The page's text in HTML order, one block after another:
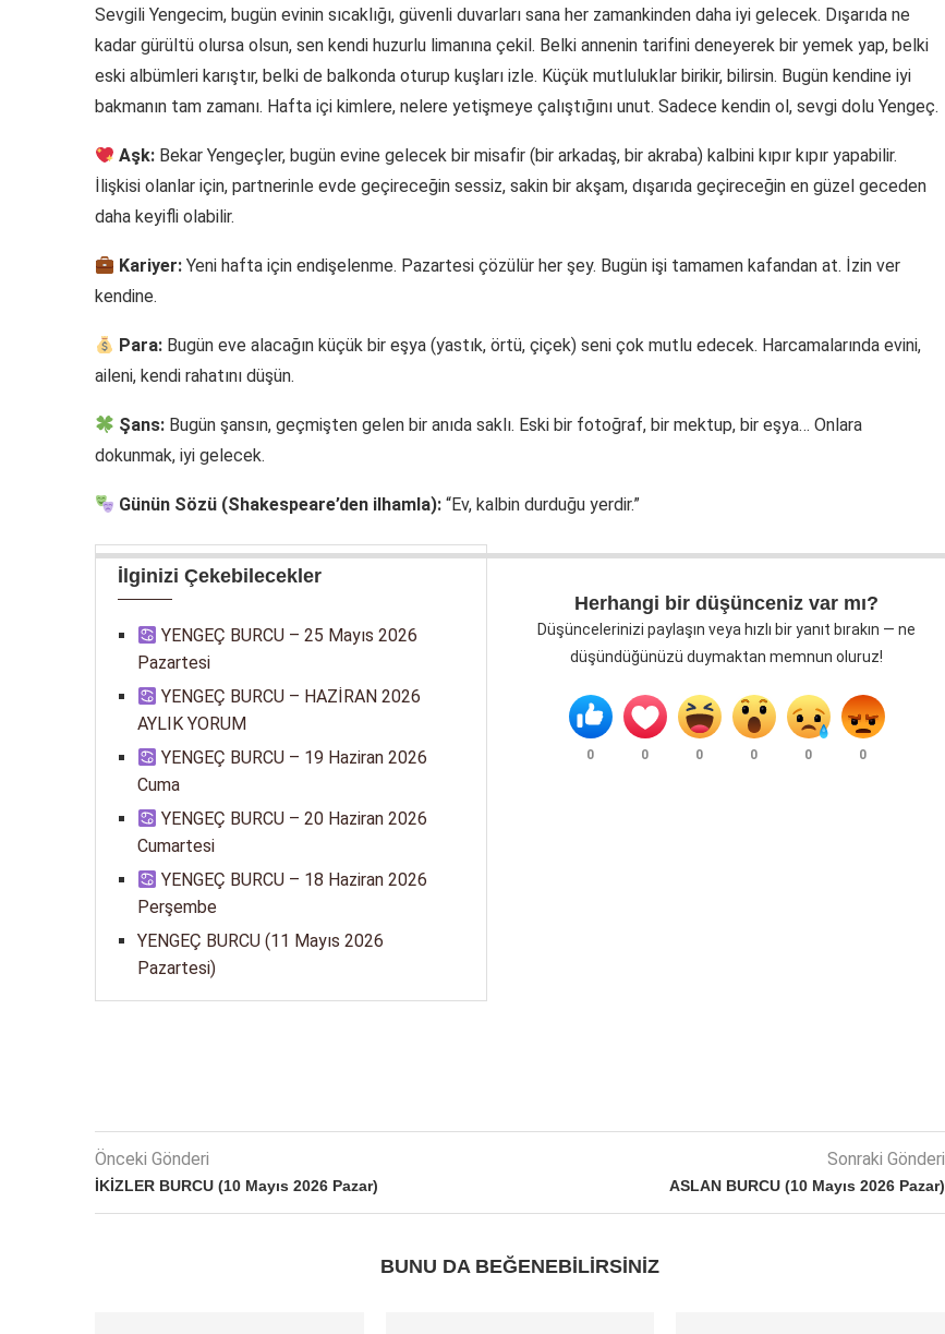
Sevgili Yengecim, bugün evinin sıcaklığı, güvenli duvarları sana her zamankinden daha iyi gelecek. Dışarıda ne
kadar gürültü olursa olsun, sen kendi huzurlu limanına çekil. Belki annenin tarifini deneyerek bir yemek yap, belki
eski albümleri karıştır, belki de balkonda oturup kuşları izle. Küçük mutluluklar birikir, bilirsin. Bugün kendine iyi
bakmanın tam zamanı. Hafta içi kimlere, nelere yetişmeye çalıştığını unut. Sadece kendin ol, sevgi dolu Yengeç.
Aşk: Bekar Yengeçler, bugün evine gelecek bir misafir (bir arkadaş, bir akraba) kalbini kıpır kıpır yapabilir.
İlişkisi olanlar için, partnerinle evde geçireceğin sessiz, sakin bir akşam, dışarıda geçireceğin en güzel geceden
daha keyifli olabilir.
Kariyer: Yeni hafta için endişelenme. Pazartesi çözülür her şey. Bugün işi tamamen kafandan at. İzin ver
kendine.
Para: Bugün eve alacağın küçük bir eşya (yastık, örtü, çiçek) seni çok mutlu edecek. Harcamalarında evini,
aileni, kendi rahatını düşün.
Şans: Bugün şansın, geçmişten gelen bir anıda saklı. Eski bir fotoğraf, bir mektup, bir eşya… Onlara
dokunmak, iyi gelecek.
Günün Sözü (Shakespeare’den ilhamla): “Ev, kalbin durduğu yerdir.”
İlginizi Çekebilecekler
YENGEÇ BURCU – 25 Mayıs 2026
Pazartesi
YENGEÇ BURCU – HAZİRAN 2026
AYLIK YORUM
YENGEÇ BURCU – 19 Haziran 2026
Cuma
YENGEÇ BURCU – 20 Haziran 2026
Cumartesi
YENGEÇ BURCU – 18 Haziran 2026
Perşembe
YENGEÇ BURCU (11 Mayıs 2026
Pazartesi)
Herhangi bir düşünceniz var mı?
Düşüncelerinizi paylaşın veya hızlı bir yanıt bırakın — ne
düşündüğünüzü duymaktan memnun oluruz!
0 0 0 0 0 0
Önceki Gönderi
İKİZLER BURCU (10 Mayıs 2026 Pazar)
Sonraki Gönderi
ASLAN BURCU (10 Mayıs 2026 Pazar)
BUNU DA BEĞENEBILIRSINIZ